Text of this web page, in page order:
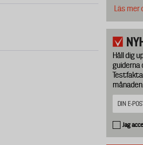
Läs mer
Håll dig
guiderna
månaden.
Jag